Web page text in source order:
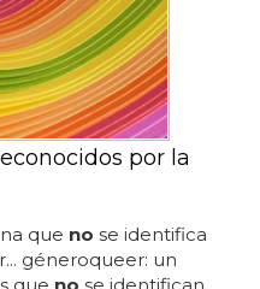
por la
que no se identifica
géneroqueer: un